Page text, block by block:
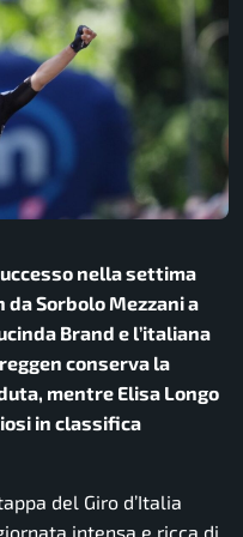
nella settima
da Sorbolo Mezzani a
Brand e l’italiana
conserva la
mentre Elisa Longo
in classifica
del Giro d’Italia
intensa e ricca di